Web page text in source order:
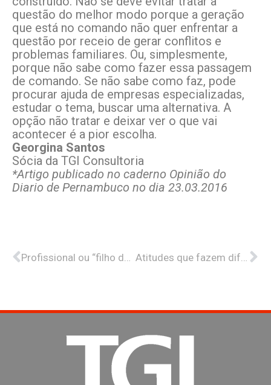
questão do melhor modo porque a geração
que está no comando não quer enfrentar a
questão por receio de gerar conflitos e
problemas familiares. Ou, simplesmente,
porque não sabe como fazer essa passagem
de comando. Se não sabe como faz, pode
procurar ajuda de empresas especializadas,
estudar o tema, buscar uma alternativa. A
opção não tratar e deixar ver o que vai
acontecer é a pior escolha.
Georgina Santos
Sócia da TGI Consultoria
*Artigo publicado no caderno Opinião do
Diario de Pernambuco no dia 23.03.2016
Anterior